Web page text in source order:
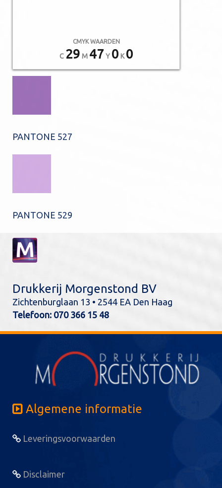
CMYK WAARDEN
C 29 M 47 Y 0 K0
PANTONE 527
PANTONE 529
Drukkerij Morgenstond BV
Zichtenburglaan 13 • 2544 EA Den Haag
Telefoon: 070 366 15 48
Algemene informatie
Leveringsvoorwaarden
Disclaimer